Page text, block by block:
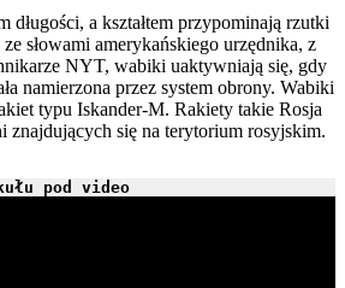
długości, a kształtem przypominają rzutki
słowami amerykańskiego urzędnika, z
NYT, wabiki uaktywniają się, gdy
namierzona przez system obrony. Wabiki
typu Iskander-M. Rakiety takie Rosja
się na terytorium rosyjskim.
pod video